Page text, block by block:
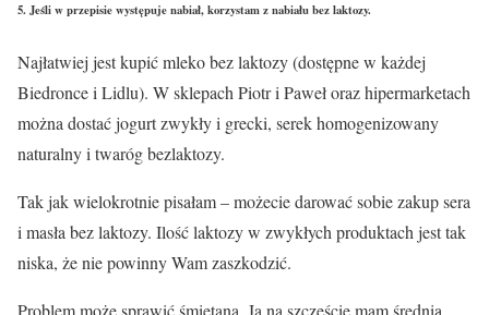
5. Jeśli w przepisie występuje nabiał, korzystam z nabiału bez laktozy.
Najłatwiej jest kupić mleko bez laktozy (dostępne w każdej
Biedronce i Lidlu). W sklepach Piotr i Paweł oraz hipermarketach
można dostać jogurt zwykły i grecki, serek homogenizowany
naturalny i twaróg bezlaktozy.
Tak jak wielokrotnie pisałam – możecie darować sobie zakup sera
i masła bez laktozy. Ilość laktozy w zwykłych produktach jest tak
niska, że nie powinny Wam zaszkodzić.
Problem może sprawić śmietana. Ja na szczęście mam średnią